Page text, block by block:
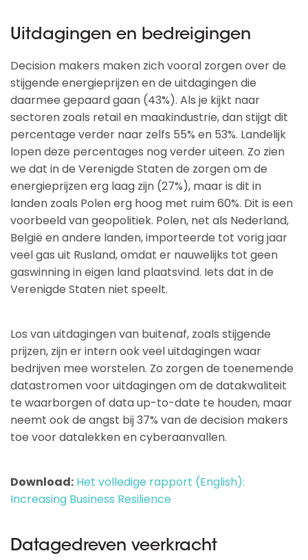
Uitdagingen en bedreigingen
Decision makers maken zich vooral zorgen over de
stijgende energieprijzen en de uitdagingen die
daarmee gepaard gaan (43%). Als je kijkt naar
sectoren zoals retail en maakindustrie, dan stijgt dit
percentage verder naar zelfs 55% en 53%. Landelijk
lopen deze percentages nog verder uiteen. Zo zien
we dat in de Verenigde Staten de zorgen om de
energieprijzen erg laag zijn (27%), maar is dit in
landen zoals Polen erg hoog met ruim 60%. Dit is een
voorbeeld van geopolitiek. Polen, net als Nederland,
België en andere landen, importeerde tot vorig jaar
veel gas uit Rusland, omdat er nauwelijks tot geen
gaswinning in eigen land plaatsvind. Iets dat in de
Verenigde Staten niet speelt.
Los van uitdagingen van buitenaf, zoals stijgende
prijzen, zijn er intern ook veel uitdagingen waar
bedrijven mee worstelen. Zo zorgen de toenemende
datastromen voor uitdagingen om de datakwaliteit
te waarborgen of data up-to-date te houden, maar
neemt ook de angst bij 37% van de decision makers
toe voor datalekken en cyberaanvallen.
Download: Het volledige rapport (English):
Increasing Business Resilience
Datagedreven veerkracht